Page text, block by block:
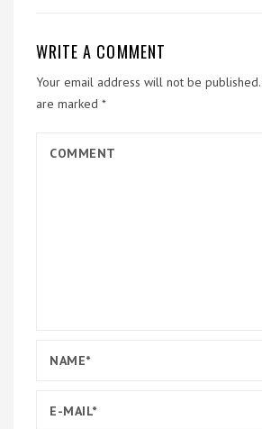
WRITE A COMMENT
Your email address will not be published.
are marked *